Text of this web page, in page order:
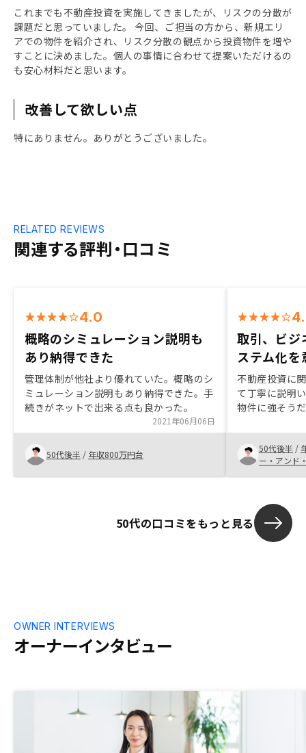
これまでも不動産投資を実施してきましたが、リスクの分散が
課題だと思っていました。 今回、ご担当の方から、新規エリ
アでの物件を紹介され、リスク分散の観点から投資物件を増や
すことに決めました。個人の事情に合わせて提案いただけるの
も安心材料だと思います。
改善して欲しい点
特にありません。ありがとうございました。
関連する評判・口コミ
RELATED REVIEWS
4.0
概略のシミュレーション説明も
あり納得できた
管理体制が他社より優れていた。概略のシ
ミュレーション説明もあり納得できた。手
続きがネットで出来る点も良かった。
2021年06月06日
50代後半 / 年収800万円台
取引、ビジ
ステム化を
不動産投資に
て丁寧に説明
物件に強そう
あった。購入
どがアプリで
50代後半 /
ー・アンド
50代の口コミをもっと見る
オーナーインタビュー
OWNER INTERVIEWS